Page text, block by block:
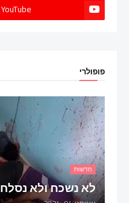
YouTube
פופולרי
חדשות
לא נשכח ולא נסלח 07/10/2023 ⚠️